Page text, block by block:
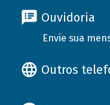
Ouvidoria
Envie sua
Outros